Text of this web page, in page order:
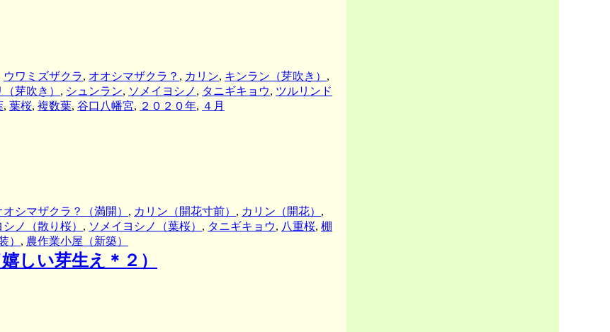
ウワミズザクラ, オオシマザクラ？ , カリン, キンラン（芽吹き） ,
芽吹き） , シュンラン, ソメイヨシノ , タニギキョウ, ツルリンド
, 葉桜, 複数葉, 谷口八幡宮, ２０２０年, ４月
オシマザクラ？（満開） , カリン（開花寸前） , カリン（開花） ,
ノ（散り桜） , ソメイヨシノ（葉桜） , タニギキョウ, 八重桜, 棚
） , 農作業小屋（新築）
しい芽生え＊２）